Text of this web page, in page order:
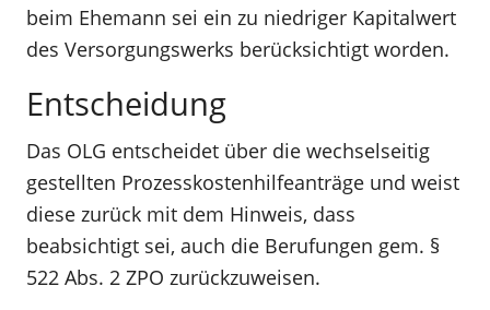
beim Ehemann sei ein zu niedriger Kapitalwert
des Versorgungswerks berücksichtigt worden.
Entscheidung
Das OLG entscheidet über die wechselseitig
gestellten Prozesskostenhilfeanträge und weist
diese zurück mit dem Hinweis, dass
beabsichtigt sei, auch die Berufungen gem. §
522 Abs. 2 ZPO zurückzuweisen.